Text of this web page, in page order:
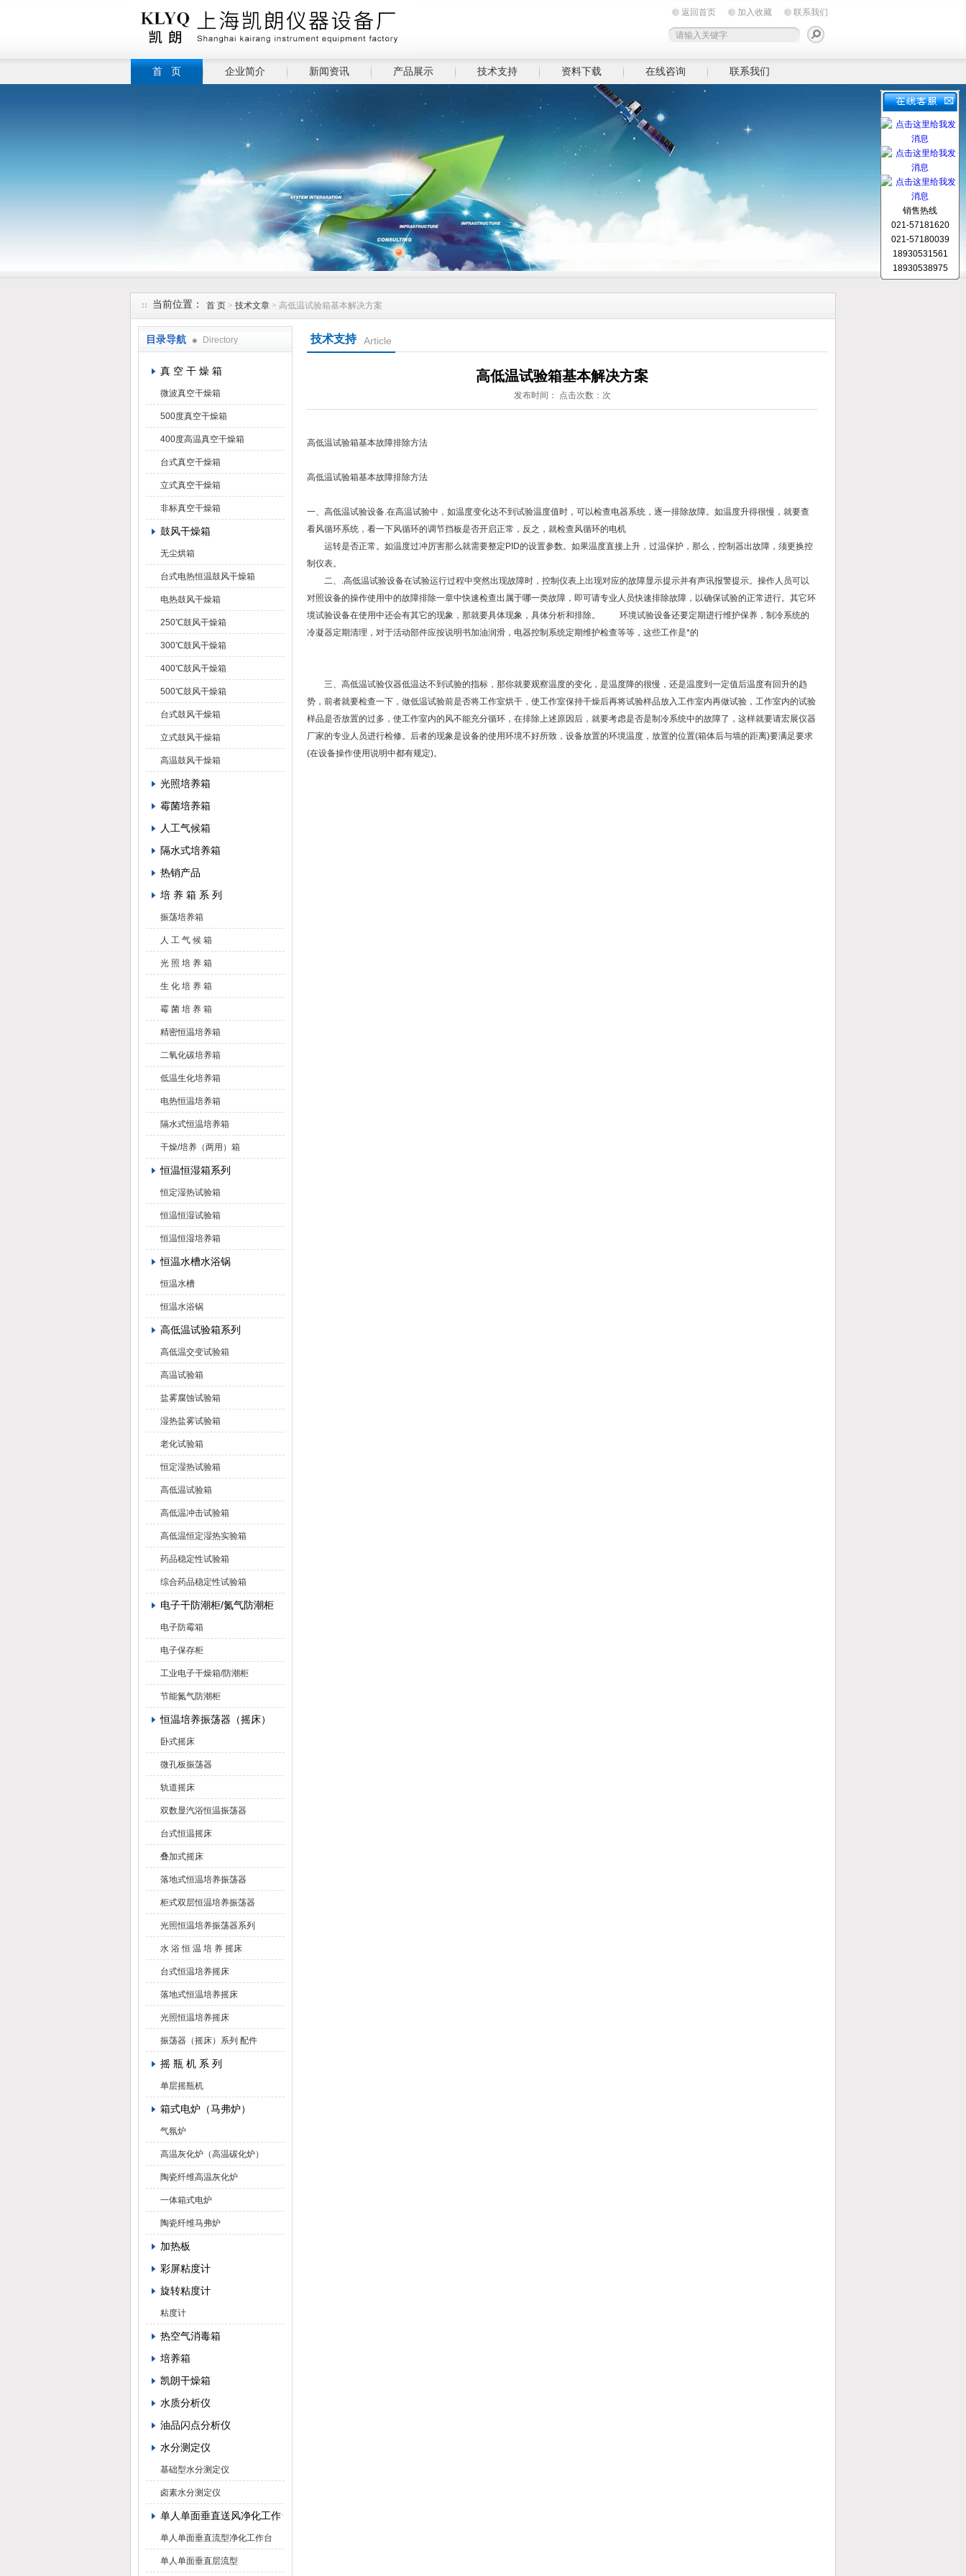
返回首页 加入收藏 联系我们
首 页 企业简介 新闻资讯 产品展示 技术支持 资料下载 在线咨询 联系我们
当前位置： 首 页 > 技术文章 > 高低温试验箱基本解决方案
目录导航 Directory
真 空 干 燥 箱
微波真空干燥箱
500度真空干燥箱
400度高温真空干燥箱
台式真空干燥箱
立式真空干燥箱
非标真空干燥箱
鼓风干燥箱
无尘烘箱
台式电热恒温鼓风干燥箱
电热鼓风干燥箱
250℃鼓风干燥箱
300℃鼓风干燥箱
400℃鼓风干燥箱
500℃鼓风干燥箱
台式鼓风干燥箱
立式鼓风干燥箱
高温鼓风干燥箱
光照培养箱
霉菌培养箱
人工气候箱
隔水式培养箱
热销产品
培 养 箱 系 列
振荡培养箱
人 工 气 候 箱
光 照 培 养 箱
生 化 培 养 箱
霉 菌 培 养 箱
精密恒温培养箱
二氧化碳培养箱
低温生化培养箱
电热恒温培养箱
隔水式恒温培养箱
干燥/培养（两用）箱
恒温恒湿箱系列
恒定湿热试验箱
恒温恒湿试验箱
恒温恒湿培养箱
恒温水槽水浴锅
恒温水槽
恒温水浴锅
高低温试验箱系列
高低温交变试验箱
高温试验箱
盐雾腐蚀试验箱
湿热盐雾试验箱
老化试验箱
恒定湿热试验箱
高低温试验箱
高低温冲击试验箱
高低温恒定湿热实验箱
药品稳定性试验箱
综合药品稳定性试验箱
电子干防潮柜/氮气防潮柜
电子防霉箱
电子保存柜
工业电子干燥箱/防潮柜
节能氮气防潮柜
恒温培养振荡器（摇床）
卧式摇床
微孔板振荡器
轨道摇床
双数显汽浴恒温振荡器
台式恒温摇床
叠加式摇床
落地式恒温培养振荡器
柜式双层恒温培养振荡器
光照恒温培养振荡器系列
水 浴 恒 温 培 养 摇床
台式恒温培养摇床
落地式恒温培养摇床
光照恒温培养摇床
振荡器（摇床）系列 配件
摇 瓶 机 系 列
单层摇瓶机
箱式电炉（马弗炉）
气氛炉
高温灰化炉（高温碳化炉）
陶瓷纤维高温灰化炉
一体箱式电炉
陶瓷纤维马弗炉
加热板
彩屏粘度计
旋转粘度计
粘度计
热空气消毒箱
培养箱
凯朗干燥箱
水质分析仪
油品闪点分析仪
水分测定仪
基础型水分测定仪
卤素水分测定仪
单人单面垂直送风净化工作台
单人单面垂直流型净化工作台
单人单面垂直层流型
技术支持 Article
高低温试验箱基本解决方案
发布时间： 点击次数：次
高低温试验箱基本故障排除方法
高低温试验箱基本故障排除方法
一、高低温试验设备.在高温试验中，如温度变化达不到试验温度值时，可以检查电器系统，逐一排除故障。如温度升得很慢，就要查
看风循环系统，看一下风循环的调节挡板是否开启正常，反之，就检查风循环的电机
运转是否正常。如温度过冲厉害那么就需要整定PID的设置参数。如果温度直接上升，过温保护，那么，控制器出故障，须更换控
制仪表。
二、.高低温试验设备在试验运行过程中突然出现故障时，控制仪表上出现对应的故障显示提示并有声讯报警提示。操作人员可以
对照设备的操作使用中的故障排除一章中快速检查出属于哪一类故障，即可请专业人员快速排除故障，以确保试验的正常进行。其它环
境试验设备在使用中还会有其它的现象，那就要具体现象，具体分析和排除。 环境试验设备还要定期进行维护保养，制冷系统的
冷凝器定期清理，对于活动部件应按说明书加油润滑，电器控制系统定期维护检查等等，这些工作是*的
三、高低温试验仪器低温达不到试验的指标，那你就要观察温度的变化，是温度降的很慢，还是温度到一定值后温度有回升的趋
势，前者就要检查一下，做低温试验前是否将工作室烘干，使工作室保持干燥后再将试验样品放入工作室内再做试验，工作室内的试验
样品是否放置的过多，使工作室内的风不能充分循环，在排除上述原因后，就要考虑是否是制冷系统中的故障了，这样就要请宏展仪器
厂家的专业人员进行检修。后者的现象是设备的使用环境不好所致，设备放置的环境温度，放置的位置(箱体后与墙的距离)要满足要求
(在设备操作使用说明中都有规定)。
销售热线
021-57181620
021-57180039
18930531561
18930538975